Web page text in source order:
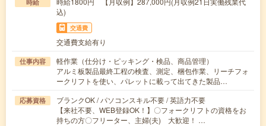
時給
込)
交通費
交通費支給有り
仕事内容
軽作業（仕分け・ピッキング・検品、商品管理）
アルミ板製品最終工程の検査、測定、梱包作業、リーチフォ
ークリフトを使い、パレットに載って出てきた製品…
応募資格
ブランクOK / パソコンスキル不要 / 英語力不要
【来社不要、WEB登録OK！】〇フォークリフトの資格をお
持ちの方〇フリーター、主婦(夫) 大歓迎！ …